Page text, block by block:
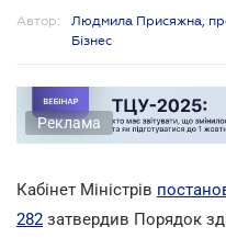
Автор:
Людмила Присяжна,
Бізнес
Реклама
Кабінет Міністрів
282 затвердив Порядок